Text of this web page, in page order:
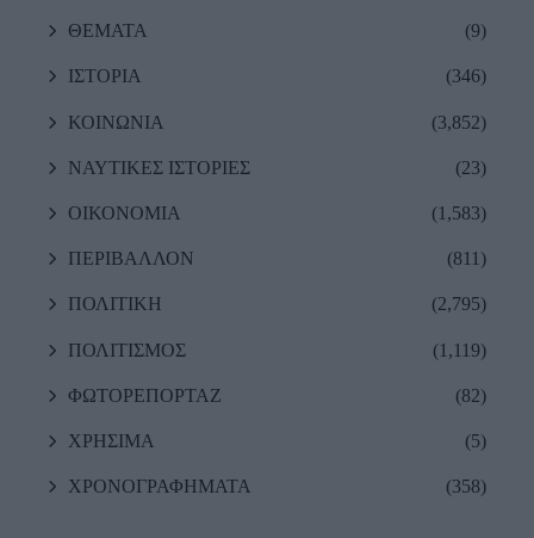
ΘΕΜΑΤΑ (9)
ΙΣΤΟΡΙΑ (346)
ΚΟΙΝΩΝΙΑ (3,852)
ΝΑΥΤΙΚΕΣ ΙΣΤΟΡΙΕΣ (23)
ΟΙΚΟΝΟΜΙΑ (1,583)
ΠΕΡΙΒΑΛΛΟΝ (811)
ΠΟΛΙΤΙΚΗ (2,795)
ΠΟΛΙΤΙΣΜΟΣ (1,119)
ΦΩΤΟΡΕΠΟΡΤΑΖ (82)
ΧΡΗΣΙΜΑ (5)
ΧΡΟΝΟΓΡΑΦΗΜΑΤΑ (358)